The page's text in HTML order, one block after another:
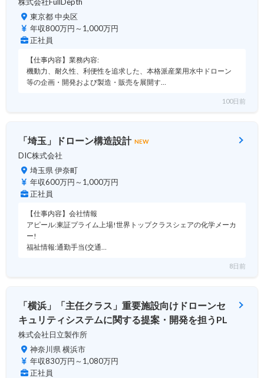
東京都 中央区
年収800万円～1,000万円
正社員
【仕事内容】業務内容:
機動力、耐久性、利便性を追求した、本格派産業用水中ドローン
等の企画・開発および製造・販売を展開す…
100日前
「埼玉」ドローン構造設計 NEW
DIC株式会社
埼玉県 伊奈町
年収600万円～1,000万円
正社員
【仕事内容】会社情報
アピール:東証プライム上場!世界トップクラスシェアの化学メーカ
ー!
福祉情報:通勤手当(交通…
8日前
「横浜」「主任クラス」重要施設向けドローンセ
キュリティシステムに関する提案・開発を担うPL
株式会社日立製作所
神奈川県 横浜市
年収830万円～1,080万円
正社員